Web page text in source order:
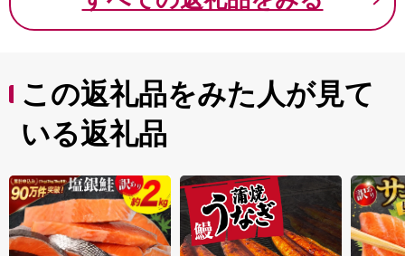
この返礼品をみた人が見て
いる返礼品